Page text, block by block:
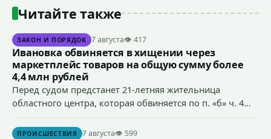
Читайте также
ЗАКОН И ПОРЯДОК 7 августа👁 417
Ивановка обвиняется в хищении через
маркетплейс товаров на общую сумму более
4,4 млн рублей
Перед судом предстанет 21-летняя жительница
областного центра, которая обвиняется по п. «б» ч. 4
сумму более 4,4 млн рублей через маркетплейс.
ПРОИСШЕСТВИЯ 7 августа👁 599